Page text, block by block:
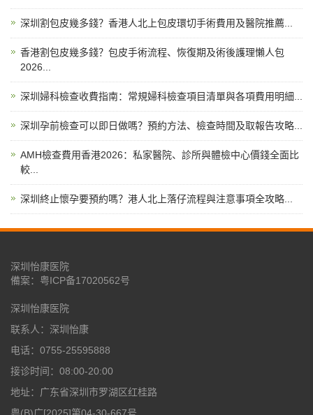
深圳割包皮幾多錢？香港人北上包皮環切手術費用及醫院推薦...
香港割包皮幾多錢？包皮手術流程、恢復期及術後護理懶人包
2026...
深圳婦科檢查收費指南：常規婦科檢查項目清單與各項費用明細...
深圳孕前檢查可以即日做嗎？預約方法、檢查時間及取報告攻略...
AMH檢查費用香港2026：私家醫院、診所與體檢中心價錢全面比
較...
深圳終止懷孕要預約嗎？港人北上落仔流程與注意事項全攻略...
深圳怡康医院
備案： 粤ICP备17020562号
深圳怡康医院
联系人：深圳怡康
电话：0755-25595888
接诊时间：08:00-20:00
地址：广东省深圳市罗湖区红桂路